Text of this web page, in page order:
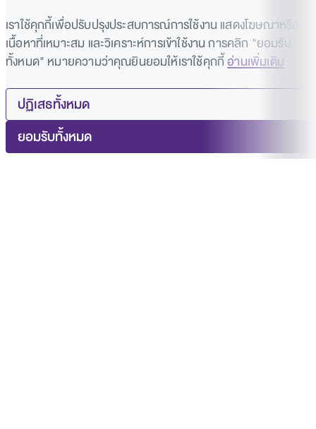
เราใช้คุกกี้เพื่อปรับปรุงประสบการณ์การใช้งาน แสดงโฆษณาหรือ
เนื้อหาที่เหมาะสม และวิเคราะห์การเข้าใช้งาน การคลิก "ยอมรับ
ทั้งหมด" หมายความว่าคุณยินยอมให้เราใช้คุกกี้อ่านเพิ่มเติม
ปฏิเสธทั้งหมด
ยอมรับทั้งหมด